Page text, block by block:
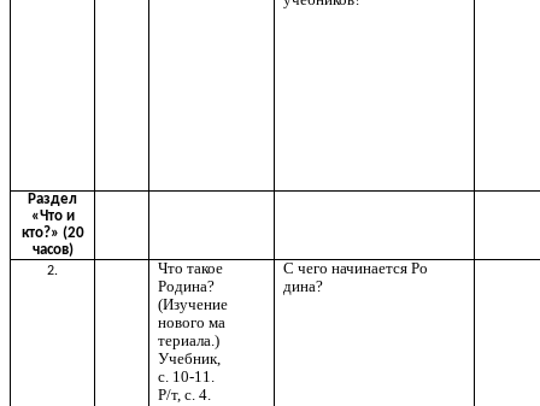
Раздел
«Что и
кто?» (20
часов)
2.
Что такое
Родина?
(Изучение
нового ма
териала.)
Учебник,
с. 10-11.
Р/т, с. 4.
С чего начинается Ро
дина?